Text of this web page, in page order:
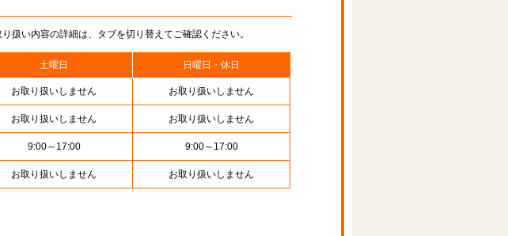
い内容の詳細は、タブを切り替えてご確認ください。
土曜日 日曜日・休日
お取り扱いしません お取り扱いしません
お取り扱いしません お取り扱いしません
9:00～17:00 9:00～17:00
お取り扱いしません お取り扱いしません